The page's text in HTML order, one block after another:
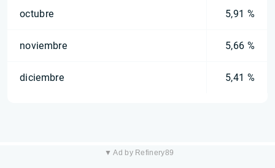
octubre 5,91 %
noviembre 5,66 %
diciembre 5,41 %
▼ Ad by Refinery89